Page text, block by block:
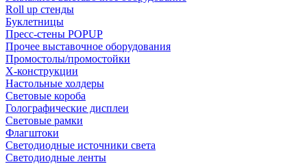
Roll up стенды
Буклетницы
Пресс-стены POPUP
Прочее выставочное оборудования
Промостолы/промостойки
Х-конструкции
Настольные холдеры
Световые короба
Голографические дисплеи
Световые рамки
Флагштоки
Светодиодные источники света
Светодиодные ленты